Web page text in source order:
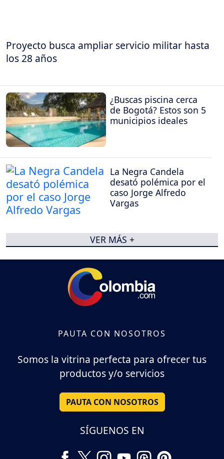
Proyecto busca ampliar servicio militar hasta
los 28 años
¿Buscas piscina cerca
de Bogotá? Estos son 5
municipios ideales
La Negra Candela
desató polémica por el
caso Jorge Alfredo
Vargas
VER MÁS +
PAUTA CON NOSOTROS
Somos la vitrina perfecta para ofrecer tus
productos y/o servicios
PAUTA CON NOSOTROS
SÍGUENOS EN